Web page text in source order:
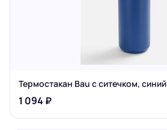
Термостакан Bau с ситечком, синий
1 094 ₽